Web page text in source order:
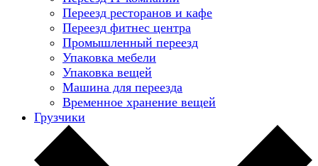
Переезд ресторанов и кафе
Переезд фитнес центра
Промышленный переезд
Упаковка мебели
Упаковка вещей
Машина для переезда
Временное хранение вещей
Грузчики